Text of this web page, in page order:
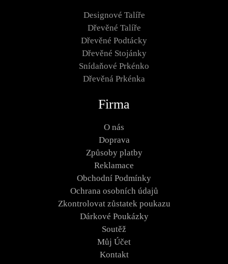
Designové Talíře
Dřevěné Talíře
Dřevěné Podtácky
Dřevěné Stojánky
Snídaňové Prkénko
Dřevěná Prkénka
Firma
O nás
Doprava
Způsoby platby
Reklamace
Obchodní Podmínky
Ochrana osobních údajů
Zkontrolovat zůstatek poukazu
Dárkové Poukázky
Soutěž
Můj Účet
Kontakt